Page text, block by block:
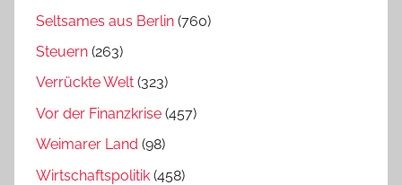
Seltsames aus Berlin (760)
Steuern (263)
Verrückte Welt (323)
Vor der Finanzkrise (457)
Weimarer Land (98)
Wirtschaftspolitik (458)